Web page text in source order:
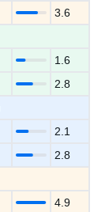
3.6
1.6
2.8
2.1
2.8
4.9